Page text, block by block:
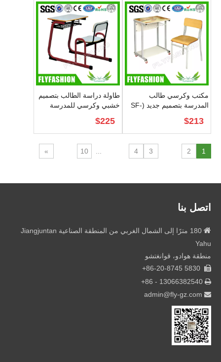
مكتب وكرسي طالب
المدرسة بتصميم جديد (SF-
$213
طاولة دراسة الطالب بتصميم
خشبي وكرسي للمدرسة
$225
1
2
3
4
10
»
اتصل بنا

180 مترًا إلى الشمال الغربي من المنطقة الصناعية Jiangjuntan
Yahu
منطقة هوادو، قوانغتشو


13066382540 - 86
+

admin@fly-gz.com